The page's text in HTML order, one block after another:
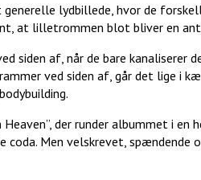
lydbillede, hvor de
at lilletrommen blot bliver en
siden af, når de bare kanaliserer
ved siden af, går det lige i
der runder albummet i en
coda. Men velskrevet, spændende